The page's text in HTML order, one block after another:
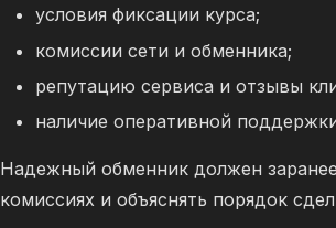
условия фиксации курса;
комиссии сети и обменника;
репутацию сервиса и отзывы
наличие оперативной
Надежный обменник должен
комиссиях и объяснять порядок